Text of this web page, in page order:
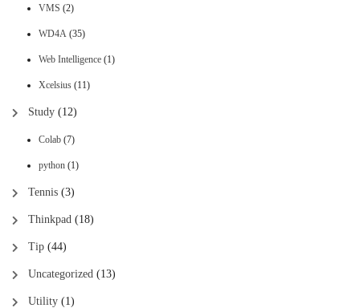
VMS (2)
WD4A (35)
Web Intelligence (1)
Xcelsius (11)
Study (12)
Colab (7)
python (1)
Tennis (3)
Thinkpad (18)
Tip (44)
Uncategorized (13)
Utility (1)